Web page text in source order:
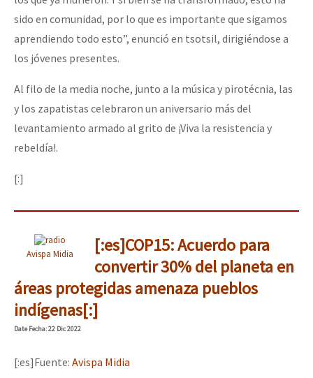
sido en comunidad, por lo que es importante que sigamos
aprendiendo todo esto”, enunció en tsotsil, dirigiéndose a
los jóvenes presentes.
Al filo de la media noche, junto a la música y pirotécnia, las
y los zapatistas celebraron un aniversario más del
levantamiento armado al grito de ¡Viva la resistencia y
rebeldía!.
[:]
Avispa Midia
[:es]COP15: Acuerdo para
convertir 30% del planeta en
áreas protegidas amenaza pueblos
indígenas[:]
DateFecha: 22 Dic 2022
[:es]Fuente: Avispa Midia